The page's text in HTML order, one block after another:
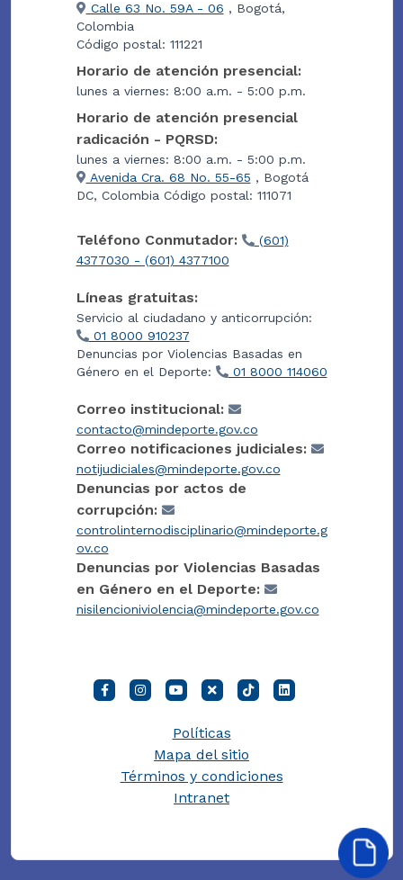
Calle 63 No. 59A - 06 , Bogotá,
Colombia
Código postal: 111221
Horario de atención presencial:
lunes a viernes: 8:00 a.m. - 5:00 p.m.
Horario de atención presencial
radicación - PQRSD:
lunes a viernes: 8:00 a.m. - 5:00 p.m.
Avenida Cra. 68 No. 55-65 , Bogotá
DC, Colombia Código postal: 111071
Teléfono Conmutador:
(601)
4377030 - (601) 4377100
Líneas gratuitas:
Servicio al ciudadano y anticorrupción:
01 8000 910237
Denuncias por Violencias Basadas en
Género en el Deporte:
01 8000 114060
Correo institucional:
contacto@mindeporte.gov.co
Correo notificaciones judiciales:
notijudiciales@mindeporte.gov.co
Denuncias por actos de
corrupción:
controlinternodisciplinario@mindeporte.g
ov.co
Denuncias por Violencias Basadas
en Género en el Deporte:
nisilencioniviolencia@mindeporte.gov.co
Políticas
Mapa del sitio
Términos y condiciones
Intranet